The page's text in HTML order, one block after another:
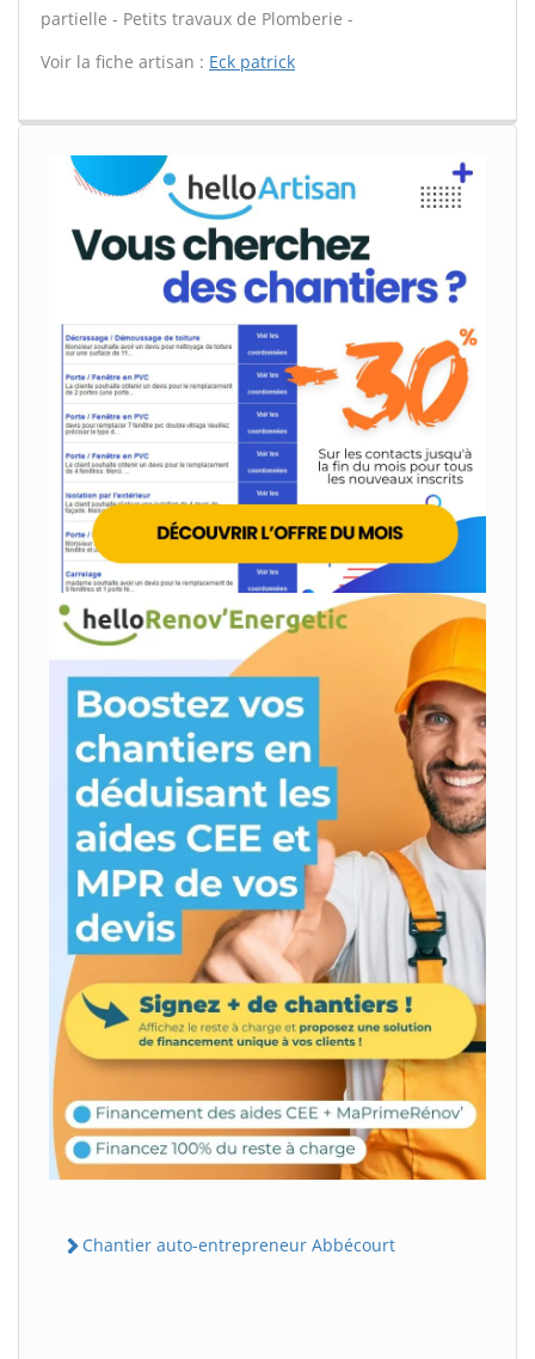
partielle - Petits travaux de Plomberie -
Voir la fiche artisan : Eck patrick
Chantier auto-entrepreneur Abbécourt